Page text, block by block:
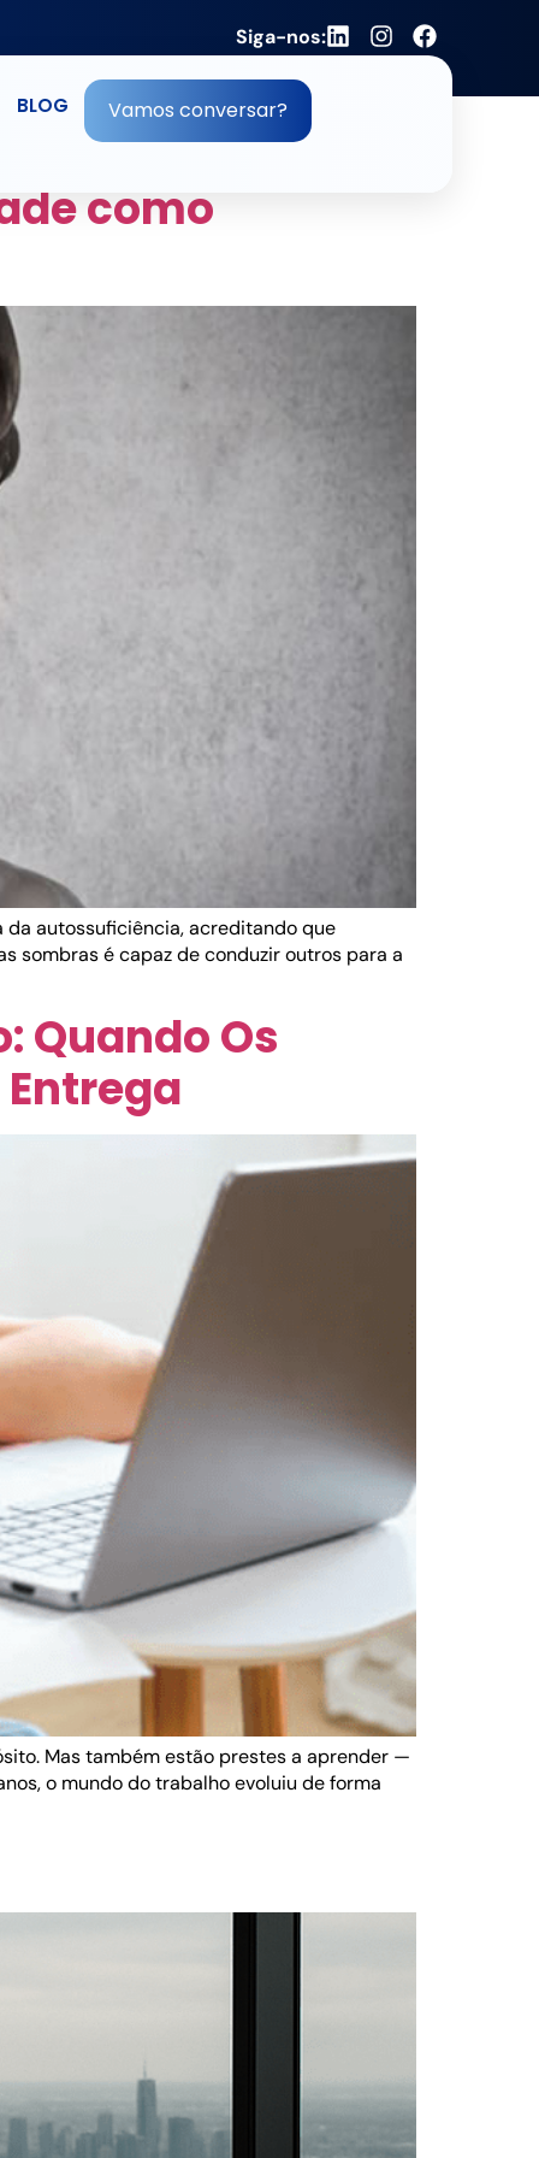
Siga-nos:
BLOG Vamos conversar?
como
da autossuficiência, acreditando que
sombras é capaz de conduzir outros para a
Quando Os
Mas também estão prestes a aprender —
o mundo do trabalho evoluiu de forma